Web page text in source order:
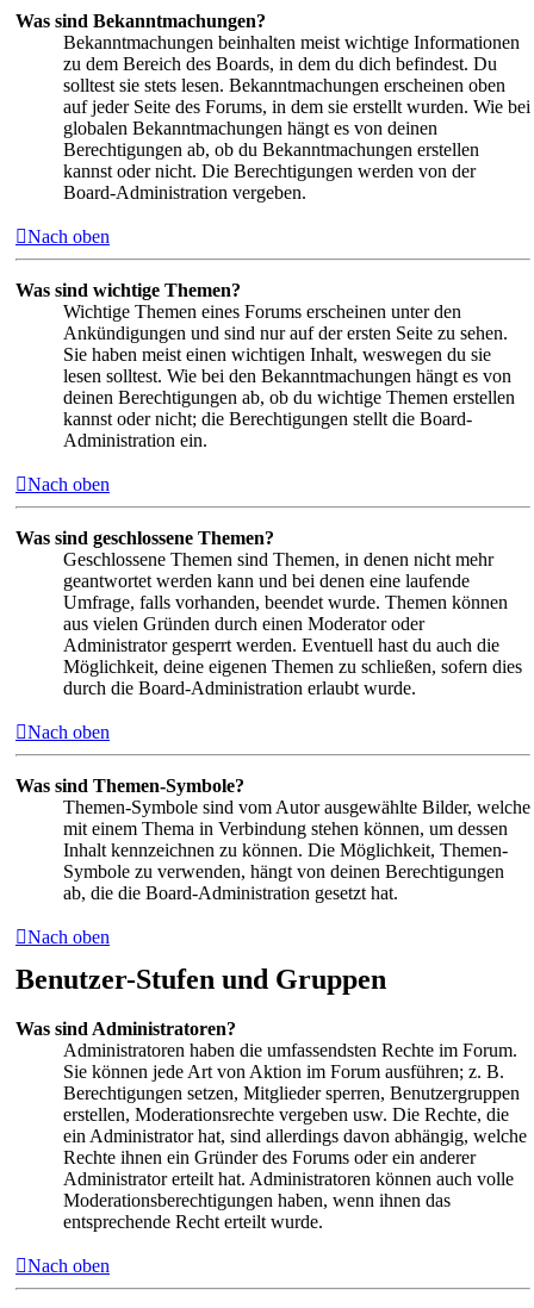
Was sind Bekanntmachungen?
Bekanntmachungen beinhalten meist wichtige Informationen
zu dem Bereich des Boards, in dem du dich befindest. Du
solltest sie stets lesen. Bekanntmachungen erscheinen oben
auf jeder Seite des Forums, in dem sie erstellt wurden. Wie bei
globalen Bekanntmachungen hängt es von deinen
Berechtigungen ab, ob du Bekanntmachungen erstellen
kannst oder nicht. Die Berechtigungen werden von der
Board-Administration vergeben.
Nach oben
Was sind wichtige Themen?
Wichtige Themen eines Forums erscheinen unter den
Ankündigungen und sind nur auf der ersten Seite zu sehen.
Sie haben meist einen wichtigen Inhalt, weswegen du sie
lesen solltest. Wie bei den Bekanntmachungen hängt es von
deinen Berechtigungen ab, ob du wichtige Themen erstellen
kannst oder nicht; die Berechtigungen stellt die Board-
Administration ein.
Nach oben
Was sind geschlossene Themen?
Geschlossene Themen sind Themen, in denen nicht mehr
geantwortet werden kann und bei denen eine laufende
Umfrage, falls vorhanden, beendet wurde. Themen können
aus vielen Gründen durch einen Moderator oder
Administrator gesperrt werden. Eventuell hast du auch die
Möglichkeit, deine eigenen Themen zu schließen, sofern dies
durch die Board-Administration erlaubt wurde.
Nach oben
Was sind Themen-Symbole?
Themen-Symbole sind vom Autor ausgewählte Bilder, welche
mit einem Thema in Verbindung stehen können, um dessen
Inhalt kennzeichnen zu können. Die Möglichkeit, Themen-
Symbole zu verwenden, hängt von deinen Berechtigungen
ab, die die Board-Administration gesetzt hat.
Nach oben
Benutzer-Stufen und Gruppen
Was sind Administratoren?
Administratoren haben die umfassendsten Rechte im Forum.
Sie können jede Art von Aktion im Forum ausführen; z. B.
Berechtigungen setzen, Mitglieder sperren, Benutzergruppen
erstellen, Moderationsrechte vergeben usw. Die Rechte, die
ein Administrator hat, sind allerdings davon abhängig, welche
Rechte ihnen ein Gründer des Forums oder ein anderer
Administrator erteilt hat. Administratoren können auch volle
Moderationsberechtigungen haben, wenn ihnen das
entsprechende Recht erteilt wurde.
Nach oben